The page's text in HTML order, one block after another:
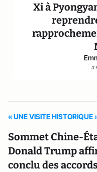
Xi à
3
« UNE VISITE HISTORIQUE
Sommet Chine-
Donald Trump
conclu des